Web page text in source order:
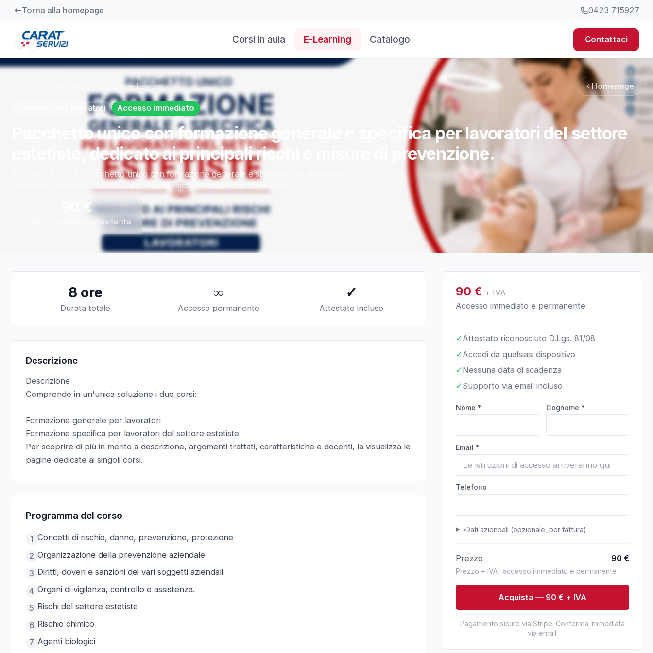
Torna alla homepage 0423 715927
Corsi in aula E-Learning Catalogo Contattaci
Formazione Lavoratori Homepage
Formazione Lavoratori Accesso immediato
Pacchetto unico con formazione generale e specifica per lavoratori del settore
estetiste, dedicato ai principali rischi e misure di prevenzione.
IN_LAV_23_V25.1 - Pacchetto unico con formazione generale e specifica per lavoratori
del settore estetiste, dedicato ai principali rischi e misure di prevenzione.
€
+ IVA · accesso permanente
8 ore
Durata totale
∞
Accesso permanente
✓
Attestato incluso
Descrizione
Descrizione
Comprende in un'unica soluzione i due corsi:
Formazione generale per lavoratori
Formazione specifica per lavoratori del settore estetiste
Per scoprire di più in merito a descrizione, argomenti trattati, caratteristiche e docenti, la visualizza le
pagine dedicate ai singoli corsi.
Programma del corso
1 Concetti di rischio, danno, prevenzione, protezione
2 Organizzazione della prevenzione aziendale
3 Diritti, doveri e sanzioni dei vari soggetti aziendali
4 Organi di vigilanza, controllo e assistenza.
5 Rischi del settore estetiste
6 Rischio chimico
7 Agenti biologici
90 € + IVA
Accesso immediato e permanente
✓Attestato riconosciuto D.Lgs. 81/08
✓Accedi da qualsiasi dispositivo
✓Nessuna data di scadenza
✓Supporto via email incluso
Nome * Cognome *
Email *
Telefono
›Dati aziendali (opzionale, per fattura)
Prezzo 90 €
Prezzo + IVA · accesso immediato e permanente
Acquista — 90 € + IVA
Pagamento sicuro via Stripe. Conferma immediata
via email.